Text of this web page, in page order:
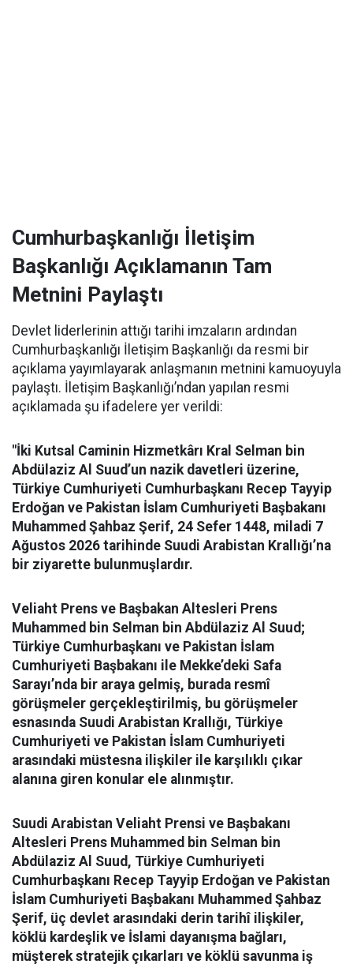
Cumhurbaşkanlığı İletişim
Başkanlığı Açıklamanın Tam
Metnini Paylaştı
Devlet liderlerinin attığı tarihi imzaların ardından
Cumhurbaşkanlığı İletişim Başkanlığı da resmi bir
açıklama yayımlayarak anlaşmanın metnini kamuoyuyla
paylaştı. İletişim Başkanlığı’ndan yapılan resmi
açıklamada şu ifadelere yer verildi:
"İki Kutsal Caminin Hizmetkârı Kral Selman bin
Abdülaziz Al Suud’un nazik davetleri üzerine,
Türkiye Cumhuriyeti Cumhurbaşkanı Recep Tayyip
Erdoğan ve Pakistan İslam Cumhuriyeti Başbakanı
Muhammed Şahbaz Şerif, 24 Sefer 1448, miladi 7
Ağustos 2026 tarihinde Suudi Arabistan Krallığı’na
bir ziyarette bulunmuşlardır.
Veliaht Prens ve Başbakan Altesleri Prens
Muhammed bin Selman bin Abdülaziz Al Suud;
Türkiye Cumhurbaşkanı ve Pakistan İslam
Cumhuriyeti Başbakanı ile Mekke’deki Safa
Sarayı’nda bir araya gelmiş, burada resmî
görüşmeler gerçekleştirilmiş, bu görüşmeler
esnasında Suudi Arabistan Krallığı, Türkiye
Cumhuriyeti ve Pakistan İslam Cumhuriyeti
arasındaki müstesna ilişkiler ile karşılıklı çıkar
alanına giren konular ele alınmıştır.
Suudi Arabistan Veliaht Prensi ve Başbakanı
Altesleri Prens Muhammed bin Selman bin
Abdülaziz Al Suud, Türkiye Cumhuriyeti
Cumhurbaşkanı Recep Tayyip Erdoğan ve Pakistan
İslam Cumhuriyeti Başbakanı Muhammed Şahbaz
Şerif, üç devlet arasındaki derin tarihî ilişkiler,
köklü kardeşlik ve İslami dayanışma bağları,
müşterek stratejik çıkarları ve köklü savunma iş